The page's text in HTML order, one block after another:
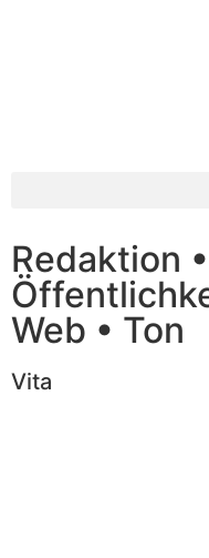
Redaktion •
Web • Ton
Vita